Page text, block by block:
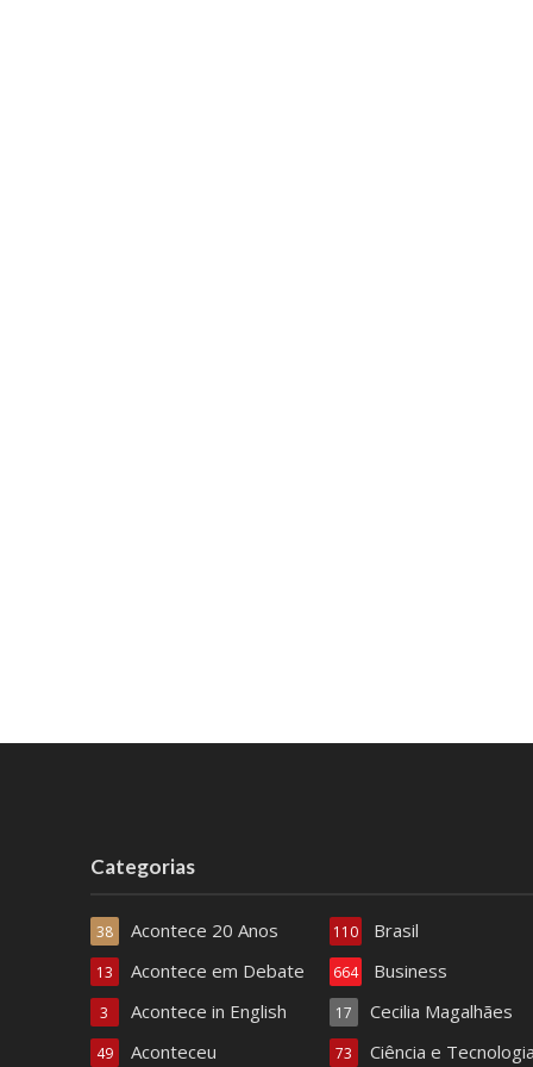
Categorias
Acontece 20 Anos
38
Acontece em Debate
13
Acontece in English
3
Aconteceu
49
Brasil
110
Business
664
Cecilia Magalhães
17
Ciência e Tecnologia
73